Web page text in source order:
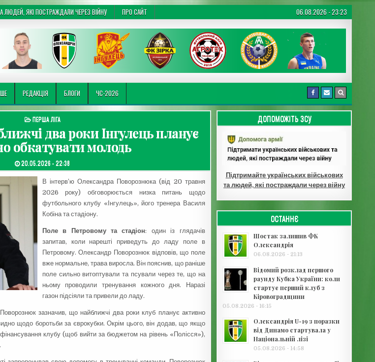
ЛЮДЕЙ, ЯКІ ПОСТРАЖДАЛИ ЧЕРЕЗ ВІЙНУ ПРО САЙТ 06.08.2026 - 23:23
РЕДАКЦІЯ БЛОГИ ЧС-2026
ОПУБЛІКУВАТИ В
ПЕРША ЛІГА
два роки Інгулець планує
обкатувати молодь
ДАТА ЗАПИСИ:
20.05.2026 - 22:38
В інтерв’ю Олександра Поворознюка (від 20 травня
2026 року) обговорюється низка питань щодо
футбольного клубу «Інгулець», його тренера Василя
Кобіна та стадіону.
​Поле в Петровому та стадіон: один із глядачів
запитав, коли нарешті приведуть до ладу поле в
Петровому. Олександр Поворознюк відповів, що поле
вже нормальне, трава виросла. Він пояснив, що раніше
поле сильно витоптували та псували через те, що на
ньому проводили тренування кожного дня. Наразі
газон підсіяли та привели до ладу.
зазначив, що найближчі два роки клуб планує активно
щодо боротьби за єврокубки. Окрім цього, він додав, що якщо
клубу (щоб вийти за бюджетом на рівень «Полісся»),
ДОПОМОЖІТЬ ЗСУ
Підтримайте українських військових
та людей, які постраждали через війну
ОСТАННЄ
Шостак залишив ФК
Олександрія
06.08.2026 - 21:13
Відомий розклад першого
раунду Кубка України: коли
стартує перший клуб з
Кіровоградщини
05.08.2026 - 16:15
Олександрія U-19 з поразки
від Динамо стартувала у
Національній лізі
05.08.2026 - 14:58